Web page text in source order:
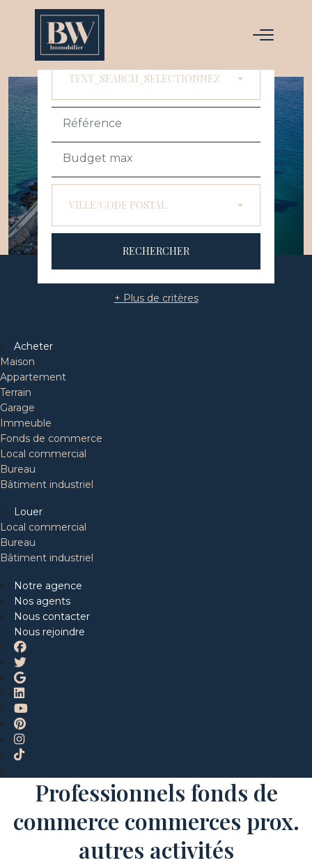
ACHETER
TEXT_SEARCH_SELECTIONNEZ
VILLE/CODE POSTAL
RECHERCHER
+ Plus de critères
Acheter
Maison
Appartement
Terrain
Garage
Immeuble
Fonds de commerce
Local commercial
Bureau
Bâtiment industriel
Louer
Local commercial
Bureau
Bâtiment industriel
Notre agence
Nos agents
Nous contacter
Nous rejoindre
Professionnels fonds de
commerce commerces prox.
autres activités